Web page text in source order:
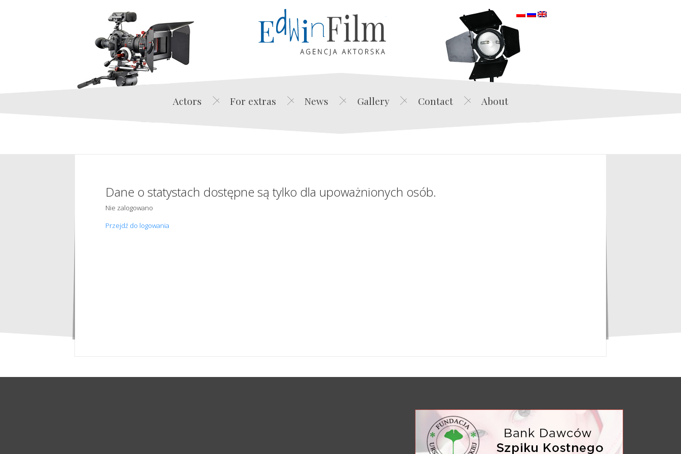
Edwin Film Agencja Aktorska
Actors For extras News Gallery Contact About
Dane o statystach dostępne są tylko dla upoważnionych osób.
Nie zalogowano
Przejdź do logowania